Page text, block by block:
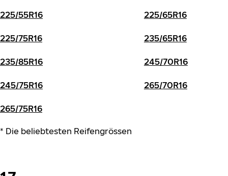
225/55R16 225/65R16
225/75R16 235/65R16
235/85R16 245/70R16
245/75R16 265/70R16
265/75R16
* Die beliebtesten Reifengrössen